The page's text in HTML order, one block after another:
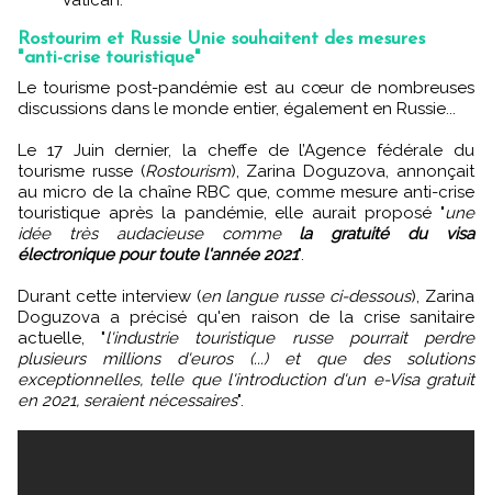
Rostourim et Russie Unie souhaitent des mesures
"anti-crise touristique"
Le tourisme post-pandémie est au cœur de nombreuses
discussions dans le monde entier, également en Russie...
Le 17 Juin dernier, la cheffe de l’Agence fédérale du
tourisme russe (Rostourism), Zarina Doguzova, annonçait
au micro de la chaîne RBC que, comme mesure anti-crise
touristique après la pandémie, elle aurait proposé "une
idée très audacieuse comme la gratuité du visa
électronique pour toute l'année 2021".
Durant cette interview (en langue russe ci-dessous), Zarina
Doguzova a précisé qu'en raison de la crise sanitaire
actuelle, "l'industrie touristique russe pourrait perdre
plusieurs millions d'euros (...) et que des solutions
exceptionnelles, telle que l'introduction d'un e-Visa gratuit
en 2021, seraient nécessaires".